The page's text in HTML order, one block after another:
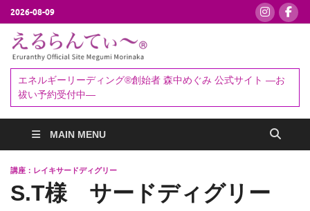
2026-08-09
ぃ～®
予約受付中
エネルギーリーディング®創始者 森中めぐみ 公式サイト ―お
祓い予約受付中―
MAIN MENU
講座：レイキサードディグリー
S.T様 サードディグリー